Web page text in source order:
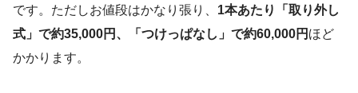
です。ただしお値段はかなり張り、 1本あたり「取り外し
式」で約35,000円、「つけっぱなし」で約60,000円 ほど
かかります。